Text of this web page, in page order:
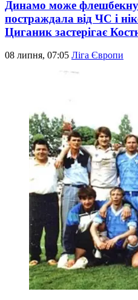
Динамо може
постраждала від ЧС і
Циганик застерігає
08 липня, 07:05 Ліга Європи